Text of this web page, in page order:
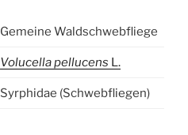
Gemeine Waldschwebfliege
Volucella pellucens L.
Syrphidae (Schwebfliegen)